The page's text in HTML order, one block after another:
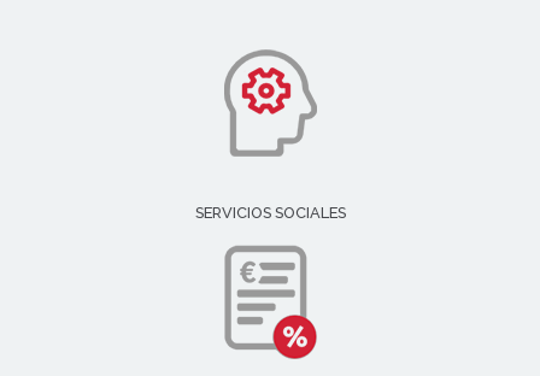
SERVICIOS SOCIALES